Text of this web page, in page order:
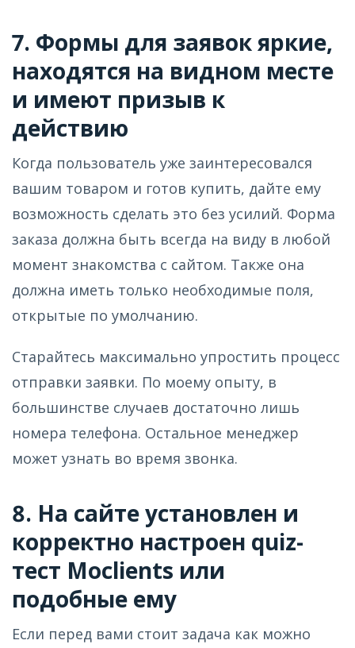
7. Формы для заявок яркие,
находятся на видном месте
и имеют призыв к
действию
Когда пользователь уже заинтересовался
вашим товаром и готов купить, дайте ему
возможность сделать это без усилий. Форма
заказа должна быть всегда на виду в любой
момент знакомства с сайтом. Также она
должна иметь только необходимые поля,
открытые по умолчанию.
Старайтесь максимально упростить процесс
отправки заявки. По моему опыту, в
большинстве случаев достаточно лишь
номера телефона. Остальное менеджер
может узнать во время звонка.
8. На сайте установлен и
корректно настроен quiz-
тест Moclients или
подобные ему
Если перед вами стоит задача как можно